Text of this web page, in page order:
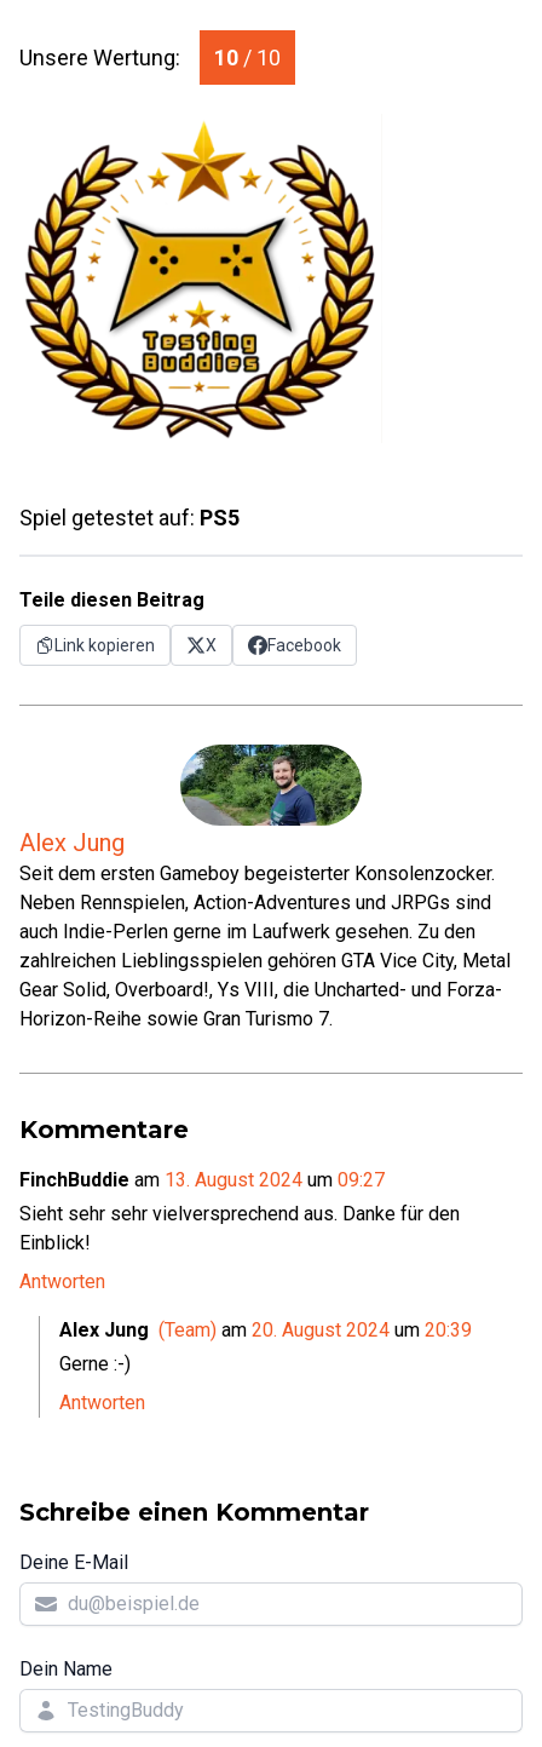
Unsere Wertung: 10 / 10
Spiel getestet auf: PS5
Teile diesen Beitrag
Link kopieren X Facebook
Alex Jung
Seit dem ersten Gameboy begeisterter Konsolenzocker.
Neben Rennspielen, Action-Adventures und JRPGs sind
auch Indie-Perlen gerne im Laufwerk gesehen. Zu den
zahlreichen Lieblingsspielen gehören GTA Vice City, Metal
Gear Solid, Overboard!, Ys VIII, die Uncharted- und Forza-
Horizon-Reihe sowie Gran Turismo 7.
Kommentare
FinchBuddie am 13. August 2024 um 09:27
Sieht sehr sehr vielversprechend aus. Danke für den
Einblick!
Antworten
Alex Jung (Team) am 20. August 2024 um 20:39
Gerne :-)
Antworten
Schreibe einen Kommentar
Deine E-Mail
Dein Name